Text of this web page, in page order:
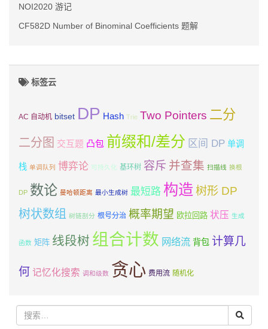
NOI2020 游记
CF582D Number of Binominal Coefficients 题解
标签云
AC 自动机 bitset DP Hash Trie Two Pointers 二分
二分图 交互题 凸包 前缀和/差分 区间 DP 单调
栈 单调队列 博弈论 可持久化 基环树 容斥 并查集 扫描线 换根
DP 数论 曼哈顿距离 最小生成树 最短路 构造 树形 DP
树状数组 树链剖分 根号分治 概率期望 欧拉回路 状压 生成
函数 矩阵 线段树 组合计数 网络流 背包 计算几
何 记忆化搜索 调和级数 贪心 费用流 随机化